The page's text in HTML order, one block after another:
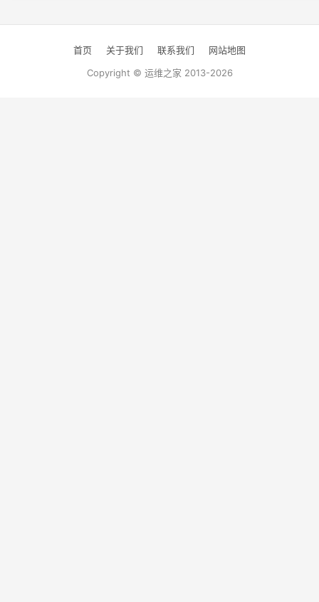
首页 关于我们 联系我们
网站地图
Copyright © 运维之家 2013-2026